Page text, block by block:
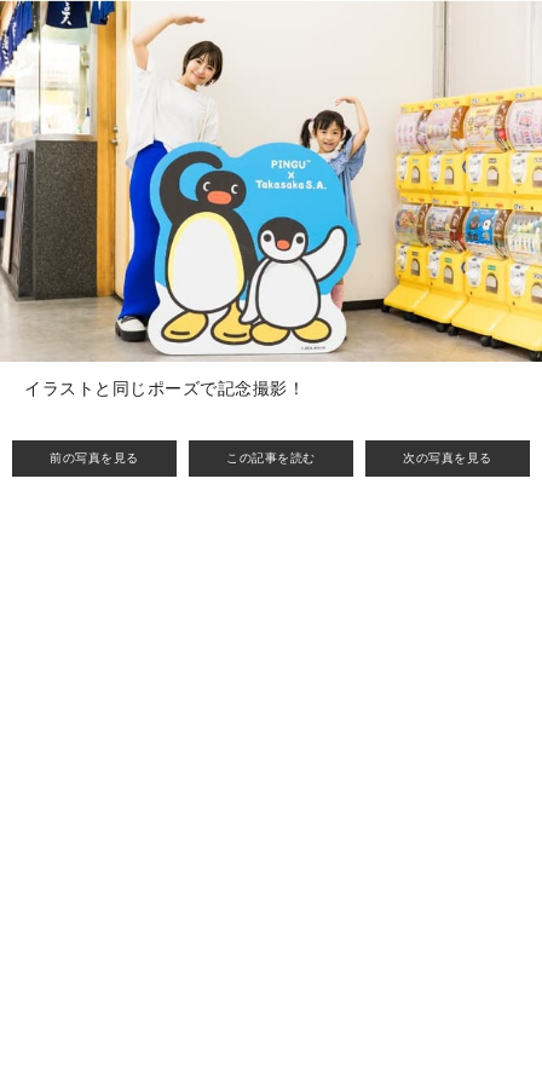
前の写真を見る この記事を読む 次の写真を見る
イラストと同じポーズで記念撮影！